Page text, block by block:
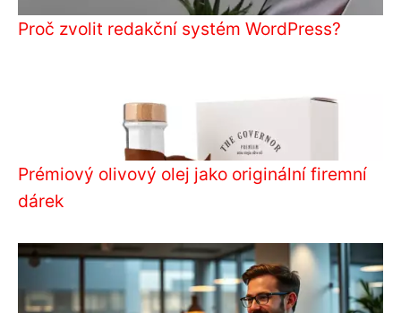
Proč zvolit redakční systém WordPress?
Prémiový olivový olej jako originální firemní
dárek